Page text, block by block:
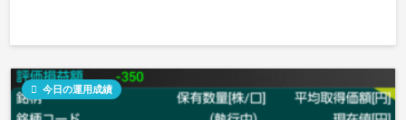
 今日の運用成績